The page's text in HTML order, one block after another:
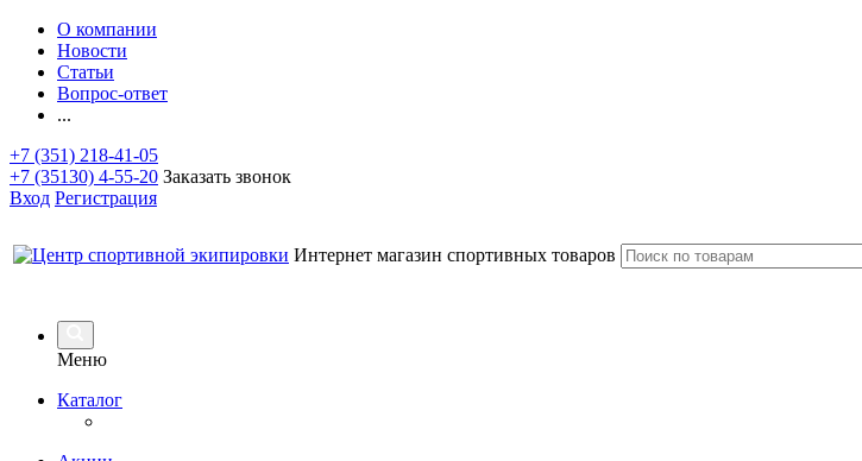
О компании
Новости
Статьи
Вопрос-ответ
...
+7 (351) 218-41-05
+7 (35130) 4-55-20 Заказать звонок
Вход Регистрация
Интернет магазин спортивных товаров
Меню
Каталог